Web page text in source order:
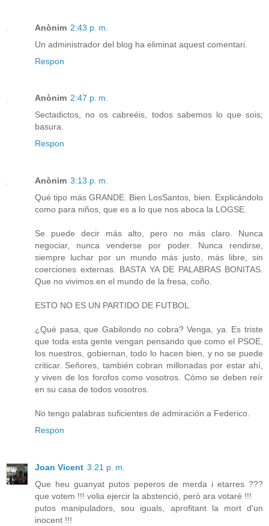
Anònim 2:43 p. m.
Un administrador del blog ha eliminat aquest comentari.
Respon
Anònim 2:47 p. m.
Sectadictos, no os cabreéis, todos sabemos lo que sois;
basura.
Respon
Anònim 3:13 p. m.
Qué tipo más GRANDE. Bien LosSantos, bien. Explicándolo
como para niños, que es a lo que nos aboca la LOGSE.
Se puede decir más alto, pero no más claro. Nunca
negociar, nunca venderse por poder. Nunca rendirse,
siempre luchar por un mundo más justo, más libre, sin
coerciones externas. BASTA YA DE PALABRAS BONITAS.
Que no vivimos en el mundo de la fresa, coño.
ESTO NO ES UN PARTIDO DE FUTBOL.
¿Qué pasa, que Gabilondo no cobra? Venga, ya. Es triste
que toda esta gente vengan pensando que como el PSOE,
los nuestros, gobiernan, todo lo hacen bien, y no se puede
criticar. Señores, también cobran millonadas por estar ahí,
y viven de los forofos como vosotros. Cómo se deben reír
en su casa de todos vosotros.
No tengo palabras suficientes de admiración a Federico.
Respon
Joan Vicent 3:21 p. m.
Que heu guanyat putos peperos de merda i etarres ???
que votem !!! volia ejercir la abstenció, però ara votaré !!!
putos manipuladors, sou iguals, aprofitant la mort d'un
inocent !!!